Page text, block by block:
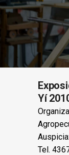
Yí
Tel.